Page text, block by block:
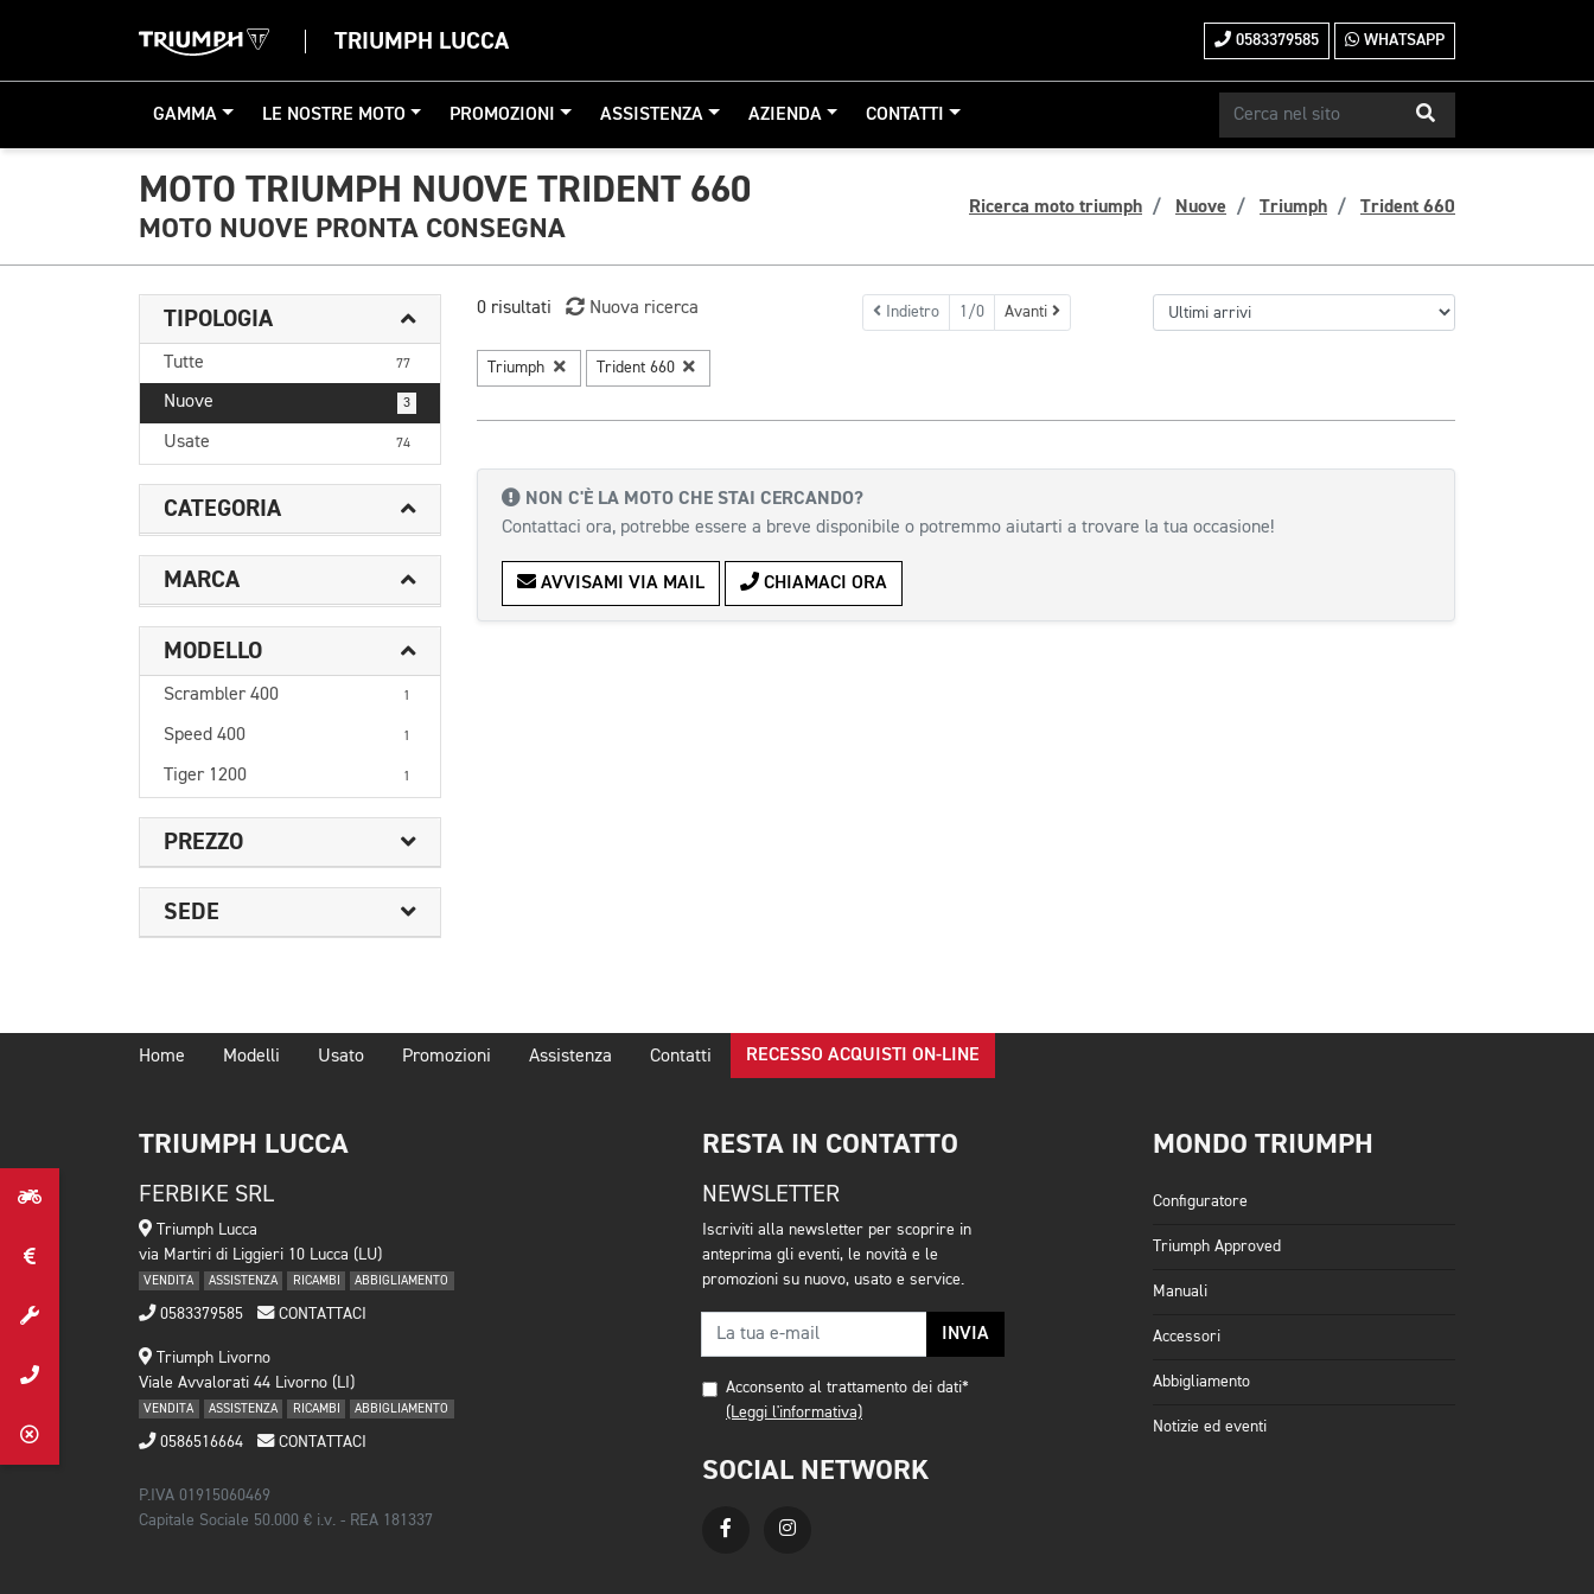
TRIUMPH LUCCA 0583379585 WHATSAPP
GAMMA LE NOSTRE MOTO PROMOZIONI ASSISTENZA AZIENDA CONTATTI
MOTO TRIUMPH NUOVE TRIDENT 660
MOTO NUOVE PRONTA CONSEGNA
Ricerca moto triumph Nuove Triumph Trident 660
TIPOLOGIA
Tutte 77
Nuove 3
Usate 74
CATEGORIA
MARCA
MODELLO
Scrambler 400 1
Speed 400 1
Tiger 1200 1
PREZZO
SEDE
0 risultati Nuova ricerca Indietro 1/0 Avanti
Triumph Trident 660
NON C'È LA MOTO CHE STAI CERCANDO?
Contattaci ora, potrebbe essere a breve disponibile o potremmo aiutarti a trovare la tua occasione!
AVVISAMI VIA MAIL CHIAMACI ORA
Home Modelli Usato Promozioni Assistenza Contatti RECESSO ACQUISTI ON-LINE
TRIUMPH LUCCA
FERBIKE SRL
Triumph Lucca
via Martiri di Liggieri 10 Lucca (LU)
VENDITA ASSISTENZA RICAMBI ABBIGLIAMENTO
0583379585 CONTATTACI
Triumph Livorno
Viale Avvalorati 44 Livorno (LI)
VENDITA ASSISTENZA RICAMBI ABBIGLIAMENTO
0586516664 CONTATTACI
P.IVA 01915060469
Capitale Sociale 50.000 € i.v. - REA 181337
RESTA IN CONTATTO
NEWSLETTER
Iscriviti alla newsletter per scoprire in
anteprima gli eventi, le novità e le
promozioni su nuovo, usato e service.
INVIA
Acconsento al trattamento dei dati*
(Leggi l'informativa)
SOCIAL NETWORK
MONDO TRIUMPH
Configuratore
Triumph Approved
Manuali
Accessori
Abbigliamento
Notizie ed eventi